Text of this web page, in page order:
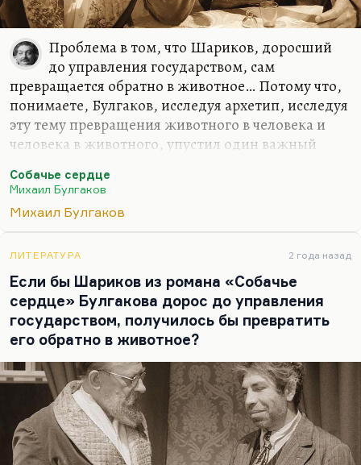
Проблема в том, что Шариков, доросший
до управления государством, сам
превращается обратно в животное… Потому что,
понимаете, Булгаков, исследуя архетип, исследуя
эту тему превращения животного в человека и
человека в животного, упустил один важный
довольно точно понял Стивенсон: частые
превращения по линии Джекил-Хайд приводят к
тому, что этот процесс становится а)
выпустив Хайда, вы перестаете его
контролировать.
Так и здесь: сделав из Шарика Шарикова, сделав
из доброго и глупого пса довольно страшного
пролетария, вы, во-первых, не можете этот
процесс сделать вечным, потому что он…
Собачье сердце
Михаил Булгаков
Михаил Булгаков
ЛИТЕРАТУРА 2 года назад
Если бы Шариков из романа «Собачье
сердце» Булгакова дорос до управления
государством, получилось бы превратить
его обратно в животное?